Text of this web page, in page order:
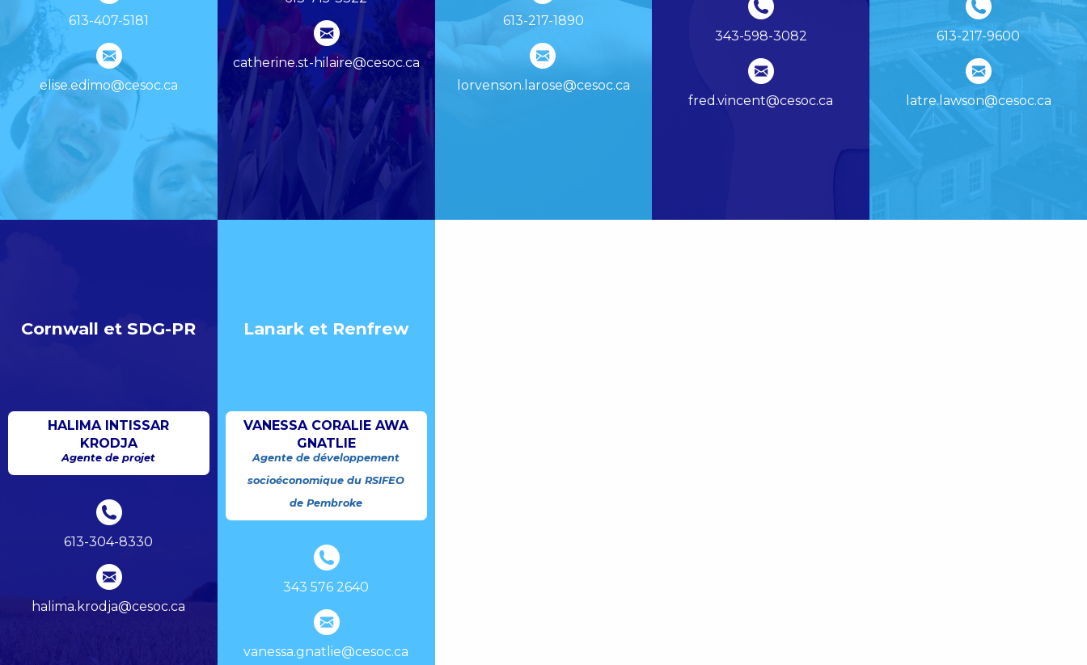
613-407-5181
elise.edimo@cesoc.ca
catherine.st-hilaire@cesoc.ca
613-217-1890
lorvenson.larose@cesoc.ca
343-598-3082
fred.vincent@cesoc.ca
613-217-9600
latre.lawson@cesoc.ca
Cornwall et SDG-PR
HALIMA INTISSAR
KRODJA
Agente de projet
613-304-8330
halima.krodja@cesoc.ca
Lanark et Renfrew
VANESSA CORALIE AWA
GNATLIE
Agente de développement
socioéconomique du RSIFEO
de Pembroke
343 576 2640
vanessa.gnatlie@cesoc.ca